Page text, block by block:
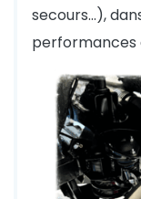
secours...),
performances